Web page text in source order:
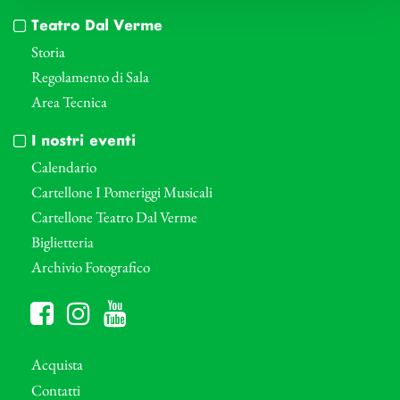
Teatro Dal Verme
Storia
Regolamento di Sala
Area Tecnica
I nostri eventi
Calendario
Cartellone I Pomeriggi Musicali
Cartellone Teatro Dal Verme
Biglietteria
Archivio Fotografico
Acquista
Contatti